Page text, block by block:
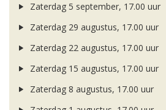
Zaterdag 5 september, 17.00 uur
Zaterdag 29 augustus, 17.00 uur
Zaterdag 22 augustus, 17.00 uur
Zaterdag 15 augustus, 17.00 uur
Zaterdag 8 augustus, 17.00 uur